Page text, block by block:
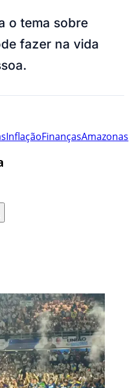
o tema sobre
fazer na vida
InflaçãoFinançasAmazonas